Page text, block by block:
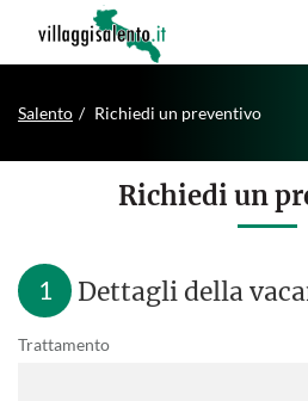
Salento Richiedi un preventivo
Richiedi un
1 Dettagli della
Trattamento